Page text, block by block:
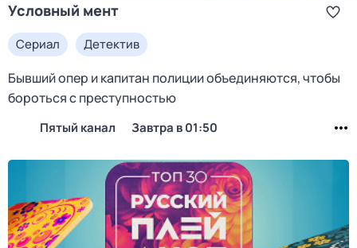
Условный мент
Сериал Детектив
Бывший опер и капитан полиции объединяются, чтобы
бороться с преступностью
Пятый канал Завтра в 01:50